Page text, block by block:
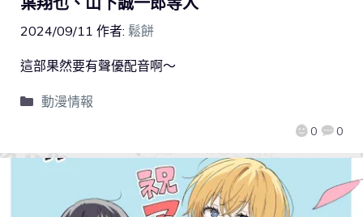
2024/09/11 作者: 鬆餅
0 0
這部果然要有聲優配音啊～
動漫情報